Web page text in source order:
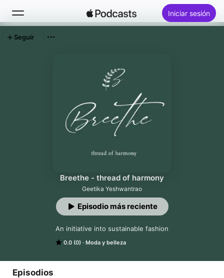
Iniciar sesión
Lo más escuchado
Breethe - thread of harmony
Geetika Yeshwantrao
0.0 (0) Moda y belleza
An initiative into sustainable fashion
Episodio más reciente
Seguir
Episodios